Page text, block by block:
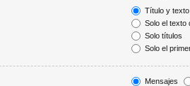
Título y
Solo el texto
Solo títulos
Solo el
Mensajes